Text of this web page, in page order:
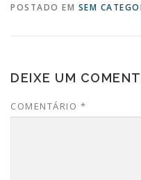
POSTADO EM SEM
DEIXE UM
COMENTÁRIO *